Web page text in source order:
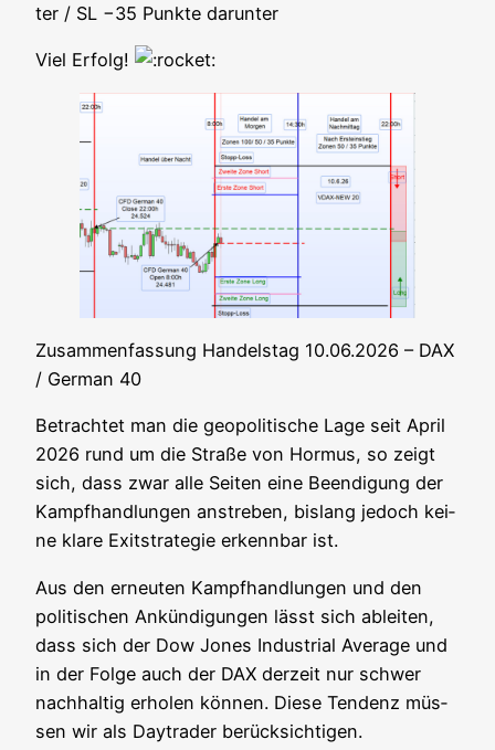
ter / SL −35 Punk­te darunter
Viel Erfolg!
Zusam­men­fas­sung Han­dels­tag 10.06.2026 – DAX
/ Ger­man 40
Betrach­tet man die geo­po­li­ti­sche Lage seit April
2026 rund um die Stra­ße von Hor­mus, so zeigt
sich, dass zwar alle Sei­ten eine Been­di­gung der
Kampf­hand­lun­gen anstre­ben, bis­lang jedoch kei­
ne kla­re Exit­stra­te­gie erkenn­bar ist.
Aus den erneu­ten Kampf­hand­lun­gen und den
poli­ti­schen Ankün­di­gun­gen lässt sich ablei­ten,
dass sich der Dow Jones Indus­tri­al Avera­ge und
in der Fol­ge auch der DAX der­zeit nur schwer
nach­hal­tig erho­len kön­nen. Die­se Ten­denz müs­
sen wir als Day­trader berücksichtigen.